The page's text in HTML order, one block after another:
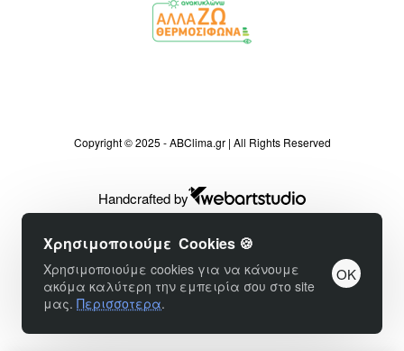
Χρησιμοποιούμε Cookies 🍪
Χρησιμοποιούμε cookies για να κάνουμε
ακόμα καλύτερη την εμπειρία σου στο site
μας. Περισσοτερα.
OK
Copyright © 2025 - ABClima.gr | All Rights Reserved
Handcrafted by